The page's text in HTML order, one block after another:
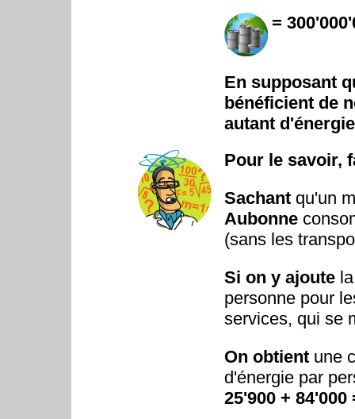
=
En supposant
bénéficient de
autant
Pour le savoir,
Sachant qu'un
Aubonne
(sans les
Si on y ajoute
personne pour
services, qui se
On obtient une
d'énergie par
25'900 + 84'000